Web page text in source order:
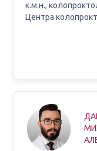
к.м.н.,
Центра